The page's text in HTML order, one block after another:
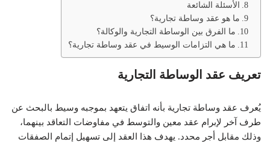
الأسئلة الشائعة
ما هو عقد وساطة تجارية؟
ما الفرق بين الوساطة التجارية والوكالة؟
ما هي التزامات الوسيط في عقد وساطة تجارية؟
تعريف عقد الوساطة التجارية
يُعرف عقد وساطة تجارية بأنه اتفاق يتعهد بموجبه وسيط بالبحث عن
طرف آخر لإبرام عقد معين والتوسط في مفاوضات التعاقد بينهما،
وذلك مقابل أجر محدد. يهدف هذا العقد إلى تسهيل إتمام الصفقات